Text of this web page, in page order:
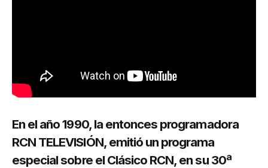
En el año 1990, la entonces programadora
RCN TELEVISIÓN, emitió un programa
especial sobre el Clásico RCN, en su 30ª